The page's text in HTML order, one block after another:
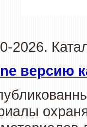
2026.
версию